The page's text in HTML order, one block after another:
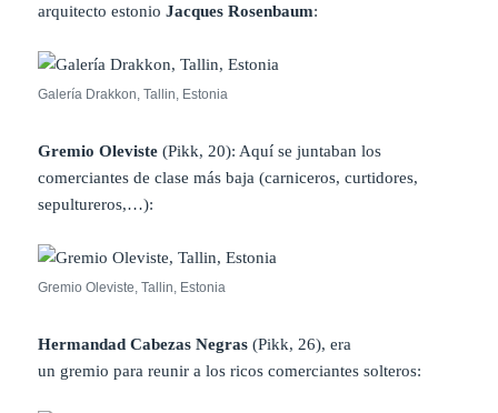
arquitecto estonioJacques Rosenbaum:
Galería Drakkon, Tallin, Estonia
Gremio Oleviste (Pikk, 20): Aquí se juntaban los
comerciantes de clase más baja (carniceros, curtidores,
sepultureros,…):
Gremio Oleviste, Tallin, Estonia
Hermandad Cabezas Negras (Pikk, 26), era
un gremio para reunir a los ricos comerciantes solteros: